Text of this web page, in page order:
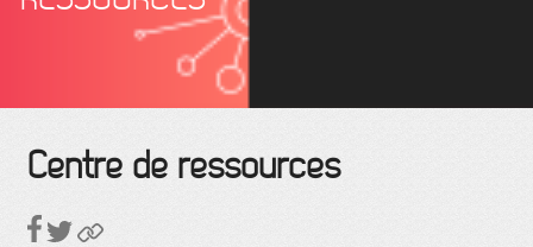
Centre de ressources